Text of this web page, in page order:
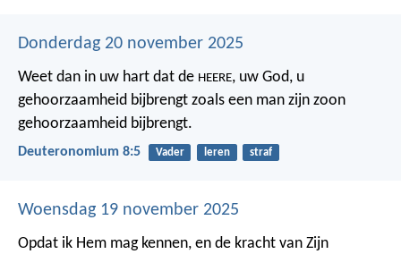
Donderdag 20 november 2025
Weet dan in uw hart dat de HEERE, uw God, u
gehoorzaamheid bijbrengt zoals een man zijn zoon
gehoorzaamheid bijbrengt.
Deuteronomium 8:5 Vader leren straf
Woensdag 19 november 2025
Opdat ik Hem mag kennen, en de kracht van Zijn